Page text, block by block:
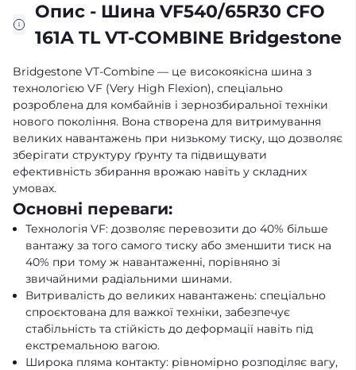
Опис - Шина VF540/65R30 CFO
161A TL VT-COMBINE Bridgestone
Bridgestone VT-Combine — це високоякісна шина з
технологією VF (Very High Flexion), спеціально
розроблена для комбайнів і зернозбиральної техніки
нового покоління. Вона створена для витримування
великих навантажень при низькому тиску, що дозволяє
зберігати структуру ґрунту та підвищувати
ефективність збирання врожаю навіть у складних
умовах.
Основні переваги:
Технологія VF: дозволяє перевозити до 40% більше
вантажу за того самого тиску або зменшити тиск на
40% при тому ж навантаженні, порівняно зі
звичайними радіальними шинами.
Витривалість до великих навантажень: спеціально
спроєктована для важкої техніки, забезпечує
стабільність та стійкість до деформації навіть під
екстремальною вагою.
Широка пляма контакту: рівномірно розподіляє вагу,